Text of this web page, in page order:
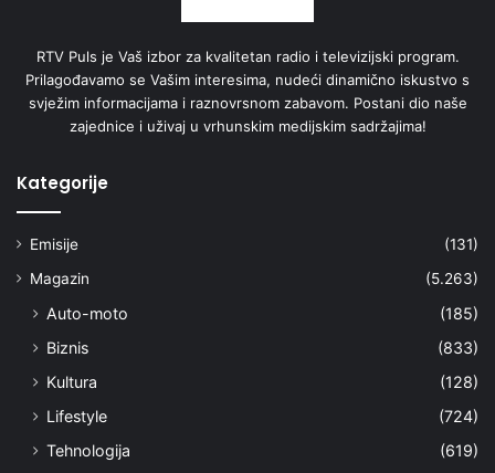
RTV Puls je Vaš izbor za kvalitetan radio i televizijski program.
Prilagođavamo se Vašim interesima, nudeći dinamično iskustvo s
svježim informacijama i raznovrsnom zabavom. Postani dio naše
zajednice i uživaj u vrhunskim medijskim sadržajima!
Kategorije
Emisije
(131)
Magazin
(5.263)
Auto-moto
(185)
Biznis
(833)
Kultura
(128)
Lifestyle
(724)
Tehnologija
(619)